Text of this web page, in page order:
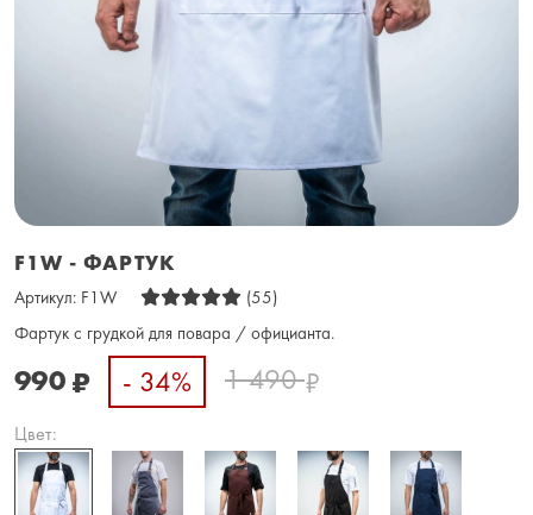
F1W - ФАРТУК
Артикул: F1W
(55)
Фартук с грудкой для повара / официанта.
990₽ - 34% 1 490₽
Цвет: